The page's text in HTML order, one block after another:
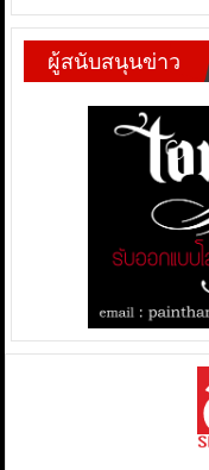
ผู้สนับสนุนข่าว